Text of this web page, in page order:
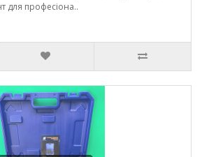
для професіона..